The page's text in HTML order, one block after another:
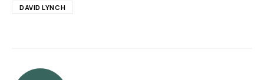
DAVID LYNCH